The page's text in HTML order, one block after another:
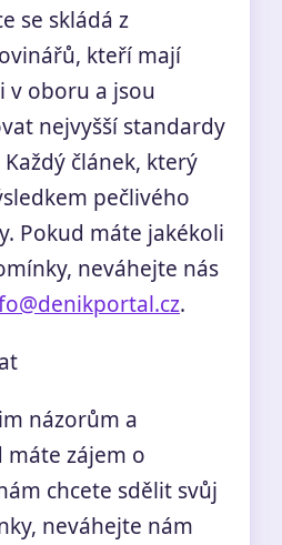
se skládá z
kteří mají
v oboru a jsou
nejvyšší standardy
článek, který
pečlivého
Pokud máte jakékoli
neváhejte nás
.
názorům a
zájem o
chcete sdělit svůj
neváhejte nám